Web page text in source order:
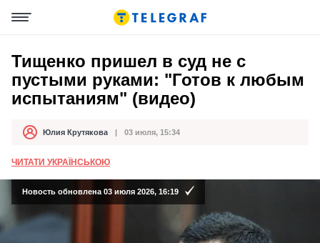
Тищенко пришел в суд не с
пустыми руками: "Готов к любым
испытаниям" (видео)
АвторЮлия Крутякова
Дата публикации 03 июля, 15:34
ЧИТАТИ УКРАЇНСЬКОЮ
Новость обновлена 03 июля 2026, 16:19